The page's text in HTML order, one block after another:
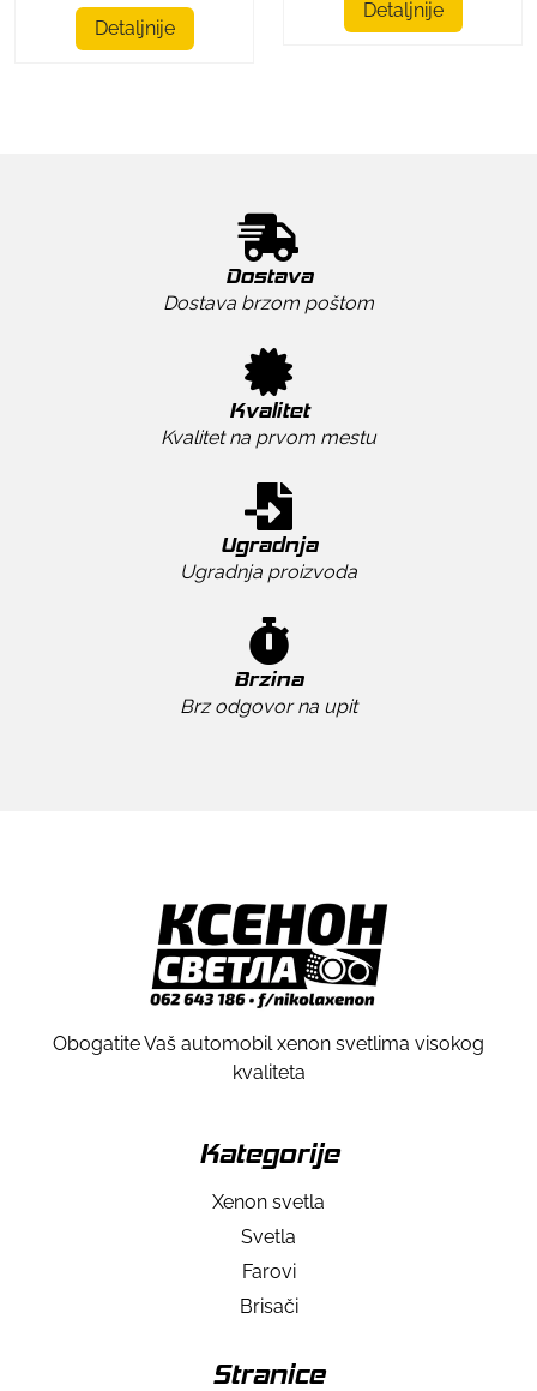
Detaljnije
Detaljnije
Dostava
Dostava brzom poštom
Kvalitet
Kvalitet na prvom mestu
Ugradnja
Ugradnja proizvoda
Brzina
Brz odgovor na upit
Obogatite Vaš automobil xenon svetlima visokog
kvaliteta
Kategorije
Xenon svetla
Svetla
Farovi
Brisači
Stranice